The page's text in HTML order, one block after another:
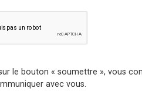
le bouton « soumettre », vous
avec vous.